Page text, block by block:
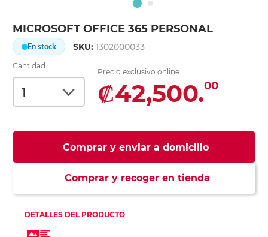
MICROSOFT OFFICE 365 PERSONAL
En stock SKU:1302000033
Cantidad
Precio exclusivo online:
₡42,500.00
Comprar y enviar a domicilio
Comprar y recoger en tienda